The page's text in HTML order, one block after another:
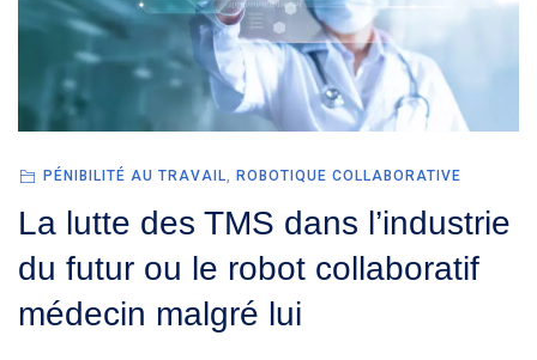
PÉNIBILITÉ AU TRAVAIL ROBOTIQUE COLLABORATIVE
La lutte des TMS dans l’industrie
du futur ou le robot collaboratif
médecin malgré lui